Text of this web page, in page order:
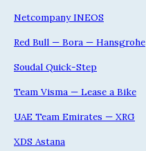
Netcompany INEOS
Red Bull — Bora — Hansgrohe
Soudal Quick-Step
Team Visma — Lease a Bike
UAE Team Emirates — XRG
XDS Astana